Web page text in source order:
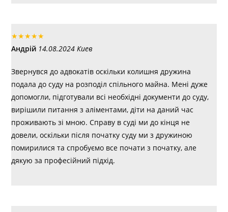
★★★★★
Андрій 14.08.2024 Киев
Звернувся до адвокатів оскільки колишня дружина
подала до суду на розподіл спільного майна. Мені дуже
допомогли, підготували всі необхідні документи до суду,
вирішили питання з аліментами, діти на даний час
проживають зі мною. Справу в суді ми до кінця не
довели, оскільки після початку суду ми з дружиною
помирилися та спробуємо все почати з початку, але
дякую за професійний підхід.